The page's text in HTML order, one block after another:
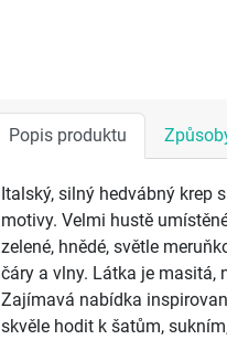
Popis produktu
Italský, silný hedvábný krep
motivy. Velmi hustě
zelené, hnědé, světle
čáry a vlny. Látka je masitá,
Zajímavá nabídka
skvěle hodit k šatům,